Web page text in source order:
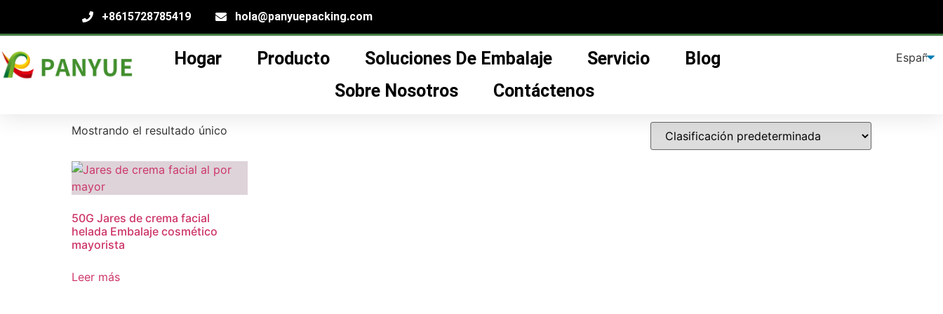
+8615728785419 hola@panyuepacking.com
Hogar Producto Soluciones De Embalaje Servicio
Blog
Sobre Nosotros
Contáctenos
Hogar/producto / Productos etiquetados “Jares de crema facial al por mayor”
Jares de crema facial al por mayor
Mostrando el resultado único
50G Jares de crema facial
helada Embalaje cosmético
mayorista
Leer más